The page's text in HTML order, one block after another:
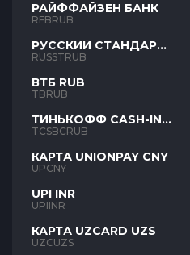
РАЙФФАЙЗЕН БАНК
RFBRUB
РУССКИЙ СТАНДАРТ
RUB
RUSSTRUB
ВТБ RUB
TBRUB
ТИНЬКОФФ CASH-IN
RUB
TCSBCRUB
КАРТА UNIONPAY CNY
UPCNY
UPI INR
UPIINR
КАРТА UZCARD UZS
UZCUZS